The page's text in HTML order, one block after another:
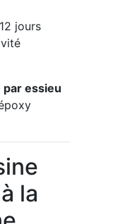
jours
essieu
la